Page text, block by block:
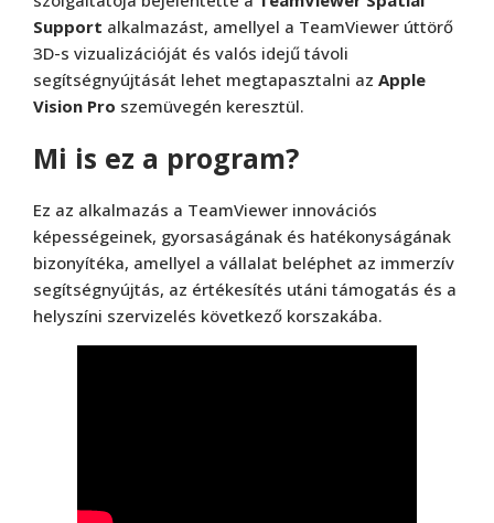
Support alkalmazást, amellyel a TeamViewer úttörő
3D-s vizualizációját és valós idejű távoli
segítségnyújtását lehet megtapasztalni az Apple
Vision Pro szemüvegén keresztül.
Mi is ez a program?
Ez az alkalmazás a TeamViewer innovációs
képességeinek, gyorsaságának és hatékonyságának
bizonyítéka, amellyel a vállalat beléphet az immerzív
segítségnyújtás, az értékesítés utáni támogatás és a
helyszíni szervizelés következő korszakába.